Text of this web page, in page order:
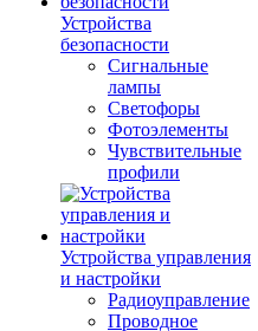
Устройства
безопасности
Сигнальные
лампы
Светофоры
Фотоэлементы
Чувствительные
профили
Устройства управления
и настройки
Радиоуправление
Проводное